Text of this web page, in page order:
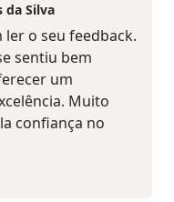
da Silva
ler o seu feedback.
sentiu bem
um
Muito
confiança no